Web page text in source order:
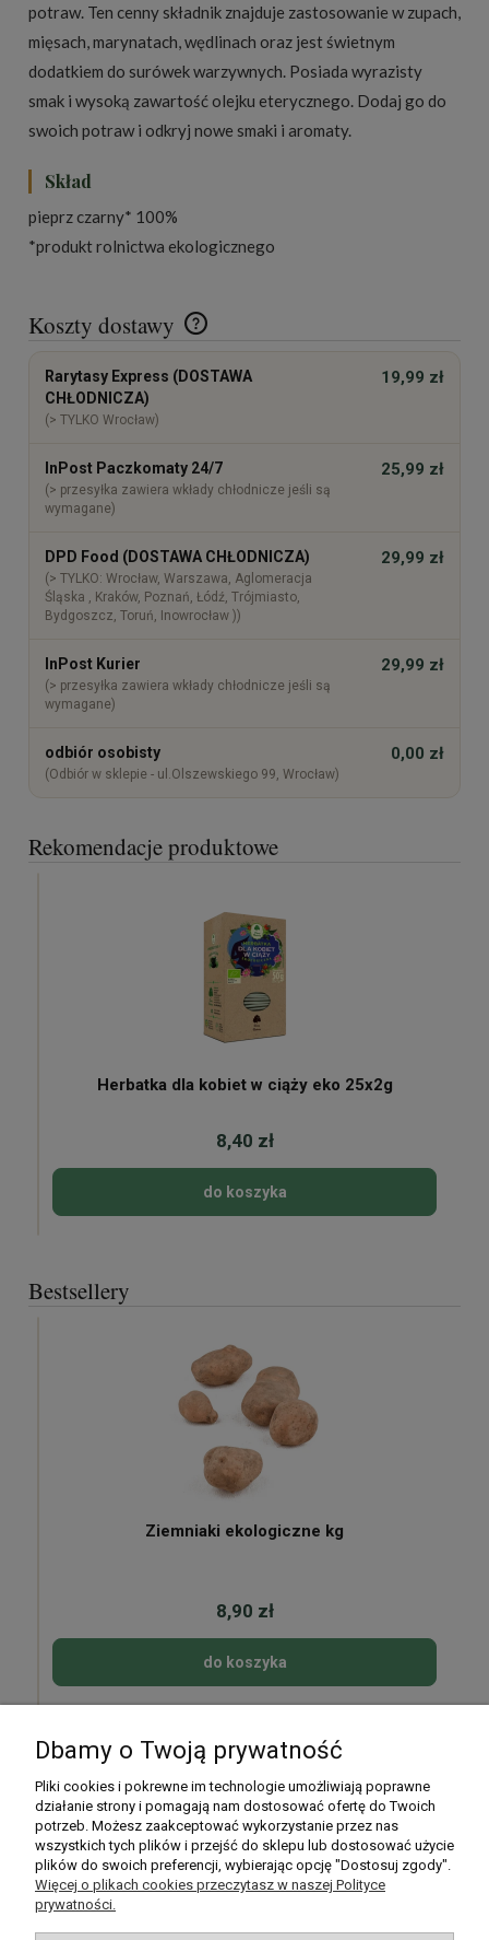
potraw. Ten cenny składnik znajduje zastosowanie w zupach,
mięsach, marynatach, wędlinach oraz jest świetnym
dodatkiem do surówek warzywnych. Posiada wyrazisty
smak i wysoką zawartość olejku eterycznego. Dodaj go do
swoich potraw i odkryj nowe smaki i aromaty.
Skład
pieprz czarny* 100%
*produkt rolnictwa ekologicznego
Koszty dostawy
Cena nie zawiera ewentualnych kosztów płatności
Rarytasy Express (DOSTAWA
CHŁODNICZA)
(> TYLKO Wrocław)
19,99 zł
InPost Paczkomaty 24/7
(> przesyłka zawiera wkłady chłodnicze jeśli są
wymagane)
25,99 zł
DPD Food (DOSTAWA CHŁODNICZA)
(> TYLKO: Wrocław, Warszawa, Aglomeracja
Śląska , Kraków, Poznań, Łódź, Trójmiasto,
Bydgoszcz, Toruń, Inowrocław ))
29,99 zł
InPost Kurier
(> przesyłka zawiera wkłady chłodnicze jeśli są
wymagane)
29,99 zł
odbiór osobisty
(Odbiór w sklepie - ul.Olszewskiego 99, Wrocław)
0,00 zł
Rekomendacje produktowe
Herbatka dla kobiet w ciąży eko 25x2g
8,40 zł
do koszyka
Bestsellery
Ziemniaki ekologiczne kg
8,90 zł
do koszyka
Moje konto
Płatności i dostawa
Dbamy o Twoją prywatność
Pliki cookies i pokrewne im technologie umożliwiają poprawne
działanie strony i pomagają nam dostosować ofertę do Twoich
potrzeb. Możesz zaakceptować wykorzystanie przez nas
wszystkich tych plików i przejść do sklepu lub dostosować użycie
plików do swoich preferencji, wybierając opcję "Dostosuj zgody".
Więcej o plikach cookies przeczytasz w naszej Polityce
prywatności.